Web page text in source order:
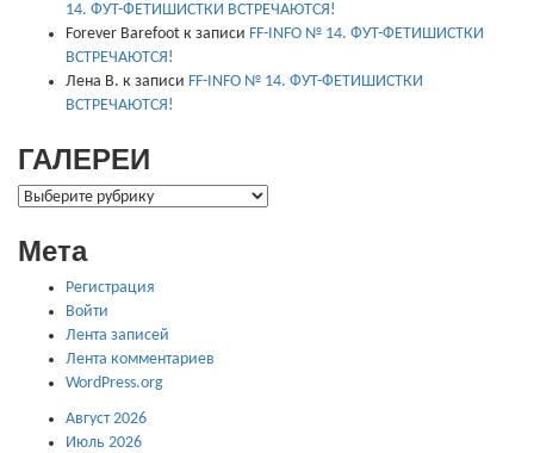
14. ФУТ-ФЕТИШИСТКИ ВСТРЕЧАЮТСЯ!
Forever Barefoot к записи FF-INFO № 14. ФУТ-ФЕТИШИСТКИ
ВСТРЕЧАЮТСЯ!
Лена В. к записи FF-INFO № 14. ФУТ-ФЕТИШИСТКИ
ВСТРЕЧАЮТСЯ!
ГАЛЕРЕИ
ГАЛЕРЕИ
Мета
Регистрация
Войти
Лента записей
Лента комментариев
WordPress.org
Август 2026
Июль 2026